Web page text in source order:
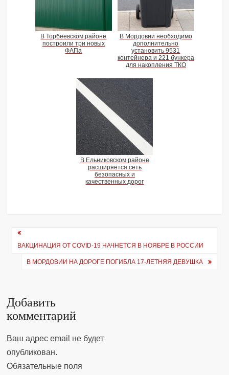
В Торбеевском районе
построили три новых
ФАПа
В Мордовии необходимо
дополнительно
установить 9531
контейнера и 221 бункера
для накопления ТКО
В Ельниковском районе
расширяется сеть
безопасных и
качественных дорог
Навигация
по
записям
ВАКЦИНАЦИЯ ОТ COVID-19 НАЧНЕТСЯ В НОЯБРЕ В РОССИИ
В МОРДОВИИ НА ДОРОГЕ ПОГИБЛА 17-ЛЕТНЯЯ ДЕВУШКА
Добавить
комментарий
Ваш адрес email не будет
опубликован.
Обязательные поля